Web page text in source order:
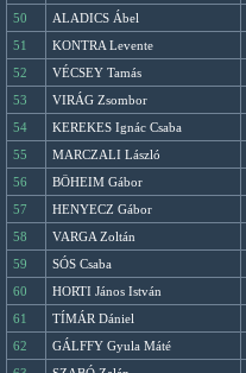
50
ALADICS Ábel
51
KONTRA Levente
52
VÉCSEY Tamás
53
VIRÁG Zsombor
54
KEREKES Ignác Csaba
55
MARCZALI László
56
BÖHEIM Gábor
57
HENYECZ Gábor
58
VARGA Zoltán
59
SÓS Csaba
60
HORTI János István
61
TÍMÁR Dániel
62
GÁLFFY Gyula Máté